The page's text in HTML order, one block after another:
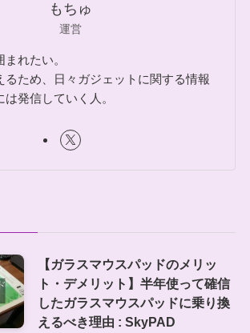
もちゅ
運営
れたい。
るため、日々ガジェットに関する情報
発信していく人。
【ガラスマウスパッドのメリッ
ト・デメリット】半年使って確信
したガラスマウスパッドに乗り換
えるべき理由 : SkyPAD